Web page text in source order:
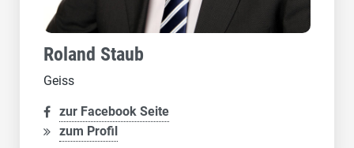
Roland Staub
Geiss
zur Facebook Seite
zum Profil